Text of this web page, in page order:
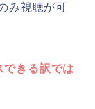
み視聴が可
きる訳では